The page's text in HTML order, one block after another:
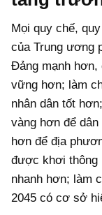
Mọi quy chế,
của Trung ương
Đảng mạnh hơn,
vững hơn; làm
nhân dân tốt
vàng hơn để
hơn để địa
được khơi thông
nhanh hơn; làm
2045 có cơ sở